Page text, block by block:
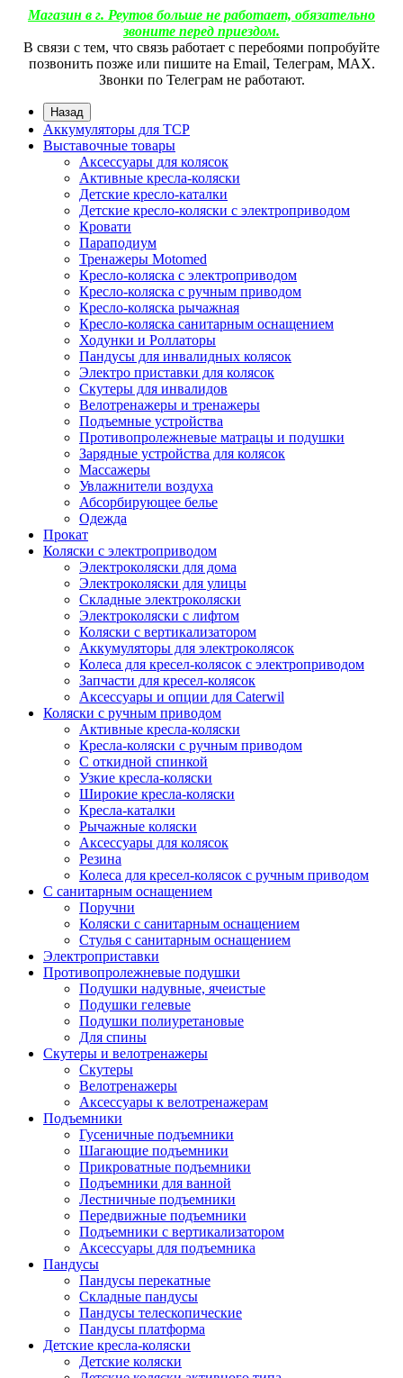
Магазин в г. Реутов больше не работает, обязательно
звоните перед приездом.
В связи с тем, что связь работает с перебоями попробуйте
позвонить позже или пишите на Email, Телеграм, МАХ.
Звонки по Телеграм не работают.
Назад
Аккумуляторы для ТСР
Выставочные товары
Аксессуары для колясок
Активные кресла-коляски
Детские кресло-каталки
Детские кресло-коляски с электроприводом
Кровати
Параподиум
Тренажеры Motomed
Кресло-коляска с электроприводом
Кресло-коляска с ручным приводом
Кресло-коляска рычажная
Кресло-коляска санитарным оснащением
Ходунки и Роллаторы
Пандусы для инвалидных колясок
Электро приставки для колясок
Скутеры для инвалидов
Велотренажеры и тренажеры
Подъемные устройства
Противопролежневые матрацы и подушки
Зарядные устройства для колясок
Массажеры
Увлажнители воздуха
Абсорбирующее белье
Одежда
Прокат
Коляски с электроприводом
Электроколяски для дома
Электроколяски для улицы
Складные электроколяски
Электроколяски с лифтом
Коляски с вертикализатором
Аккумуляторы для электроколясок
Колеса для кресел-колясок с электроприводом
Запчасти для кресел-колясок
Аксессуары и опции для Caterwil
Коляски с ручным приводом
Активные кресла-коляски
Кресла-коляски с ручным приводом
С откидной спинкой
Узкие кресла-коляски
Широкие кресла-коляски
Кресла-каталки
Рычажные коляски
Аксессуары для колясок
Резина
Колеса для кресел-колясок с ручным приводом
С санитарным оснащением
Поручни
Коляски с санитарным оснащением
Стулья с санитарным оснащением
Электроприставки
Противопролежневые подушки
Подушки надувные, ячеистые
Подушки гелевые
Подушки полиуретановые
Для спины
Скутеры и велотренажеры
Скутеры
Велотренажеры
Аксессуары к велотренажерам
Подъемники
Гусеничные подъемники
Шагающие подъемники
Прикроватные подъемники
Подъемники для ванной
Лестничные подъемники
Передвижные подъемники
Подъемники с вертикализатором
Аксессуары для подъемника
Пандусы
Пандусы перекатные
Складные пандусы
Пандусы телескопические
Пандусы платформа
Детские кресла-коляски
Детские коляски